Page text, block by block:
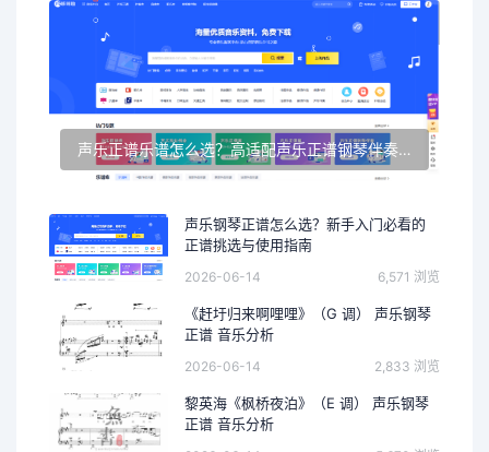
声乐正谱乐谱怎么选？高适配声乐正谱钢琴伴奏资源推荐
声乐钢琴正谱怎么选？新手入门必看的
正谱挑选与使用指南
2026-06-14 6,571 浏览
《赶圩归来啊哩哩》（G 调） 声乐钢琴
正谱 音乐分析
2026-06-14 2,833 浏览
黎英海《枫桥夜泊》（E 调） 声乐钢琴
正谱 音乐分析